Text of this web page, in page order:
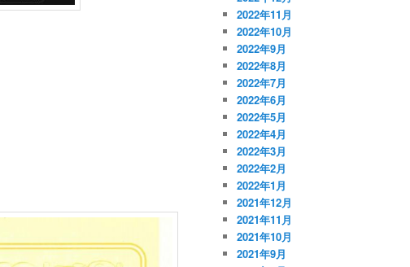
2022年11月
2022年10月
2022年9月
2022年8月
2022年7月
2022年6月
2022年5月
2022年4月
2022年3月
2022年2月
2022年1月
2021年12月
2021年11月
2021年10月
2021年9月